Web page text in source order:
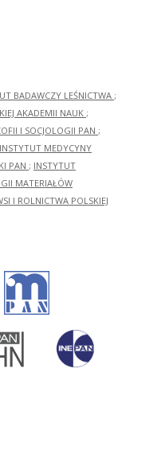
BADAWCZY LEŚNICTWA ;
AKADEMII NAUK ;
I SOCJOLOGII PAN ;
INSTYTUT MEDYCYNY
PAN ; INSTYTUT
MATERIAŁÓW
I ROLNICTWA POLSKIEJ